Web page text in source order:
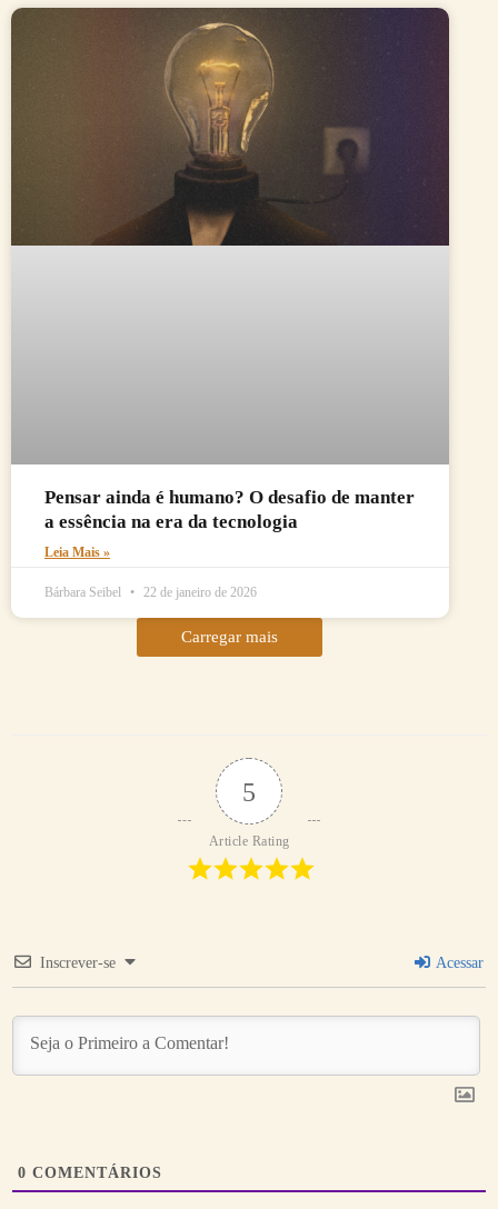
Pensar ainda é humano? O desafio de manter
a essência na era da tecnologia
Leia Mais »
Bárbara Seibel 22 de janeiro de 2026
Carregar mais
5
Article Rating
Inscrever-se Acessar
0 COMENTÁRIOS